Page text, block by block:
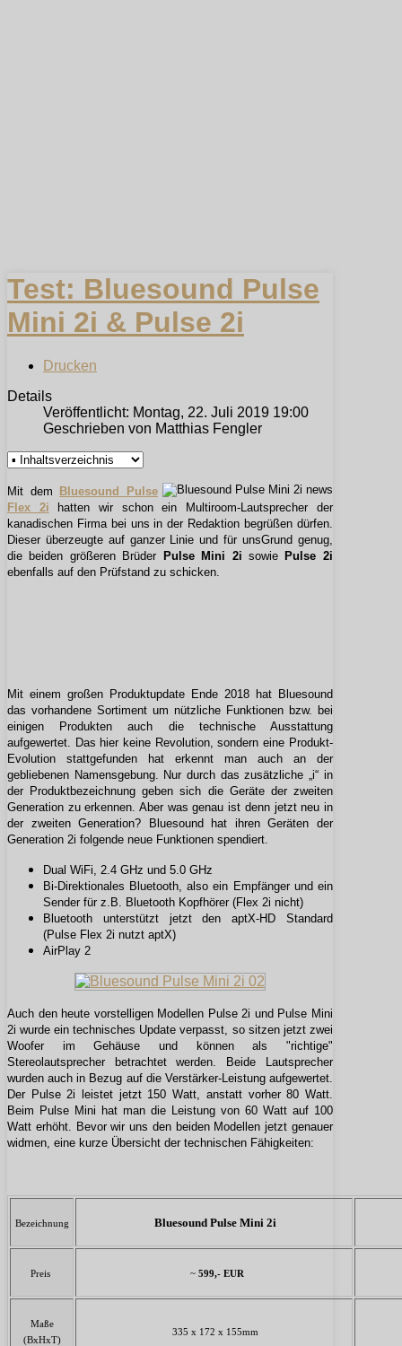
Test: Bluesound Pulse
Mini 2i & Pulse 2i
Drucken
Details
Veröffentlicht: Montag, 22. Juli 2019 19:00
Geschrieben von Matthias Fengler
Mit dem
Bluesound Pulse
Flex 2i hatten wir schon ein Multiroom-Lautsprecher der
kanadischen Firma bei uns in der Redaktion begrüßen dürfen.
Dieser überzeugte auf ganzer Linie und für unsGrund genug,
die beiden größeren Brüder
Pulse Mini 2i sowie Pulse 2i
ebenfalls auf den Prüfstand zu schicken.
Mit einem großen Produktupdate Ende 2018 hat Bluesound
das vorhandene Sortiment um nützliche Funktionen bzw. bei
einigen Produkten auch die technische Ausstattung
aufgewertet. Das hier keine Revolution, sondern eine Produkt-
Evolution stattgefunden hat erkennt man auch an der
gebliebenen Namensgebung. Nur durch das zusätzliche „i“ in
der Produktbezeichnung geben sich die Geräte der zweiten
Generation zu erkennen. Aber was genau ist denn jetzt neu in
der zweiten Generation? Bluesound hat ihren Geräten der
Generation 2i folgende neue Funktionen spendiert.
Dual WiFi, 2.4 GHz und 5.0 GHz
Bi-Direktionales Bluetooth, also ein Empfänger und ein
Sender für z.B. Bluetooth Kopfhörer (Flex 2i nicht)
Bluetooth unterstützt jetzt den aptX-HD Standard
(Pulse Flex 2i nutzt aptX)
AirPlay 2
Auch den heute vorstelligen Modellen Pulse 2i und Pulse Mini
2i wurde ein technisches Update verpasst, so sitzen jetzt zwei
Woofer im Gehäuse und können als "richtige"
Stereolautsprecher betrachtet werden. Beide Lautsprecher
wurden auch in Bezug auf die Verstärker-Leistung aufgewertet.
Der Pulse 2i leistet jetzt 150 Watt, anstatt vorher 80 Watt.
Beim Pulse Mini hat man die Leistung von 60 Watt auf 100
Watt erhöht. Bevor wir uns den beiden Modellen jetzt genauer
widmen, eine kurze Übersicht der technischen Fähigkeiten:
Bezeichnung Bluesound Pulse Mini 2i
Preis ~599,- EUR
Maße
(BxHxT)
335 x 172 x 155mm